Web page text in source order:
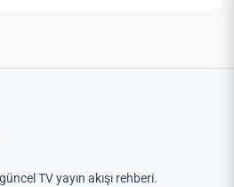
TV yayın akışı rehberi.